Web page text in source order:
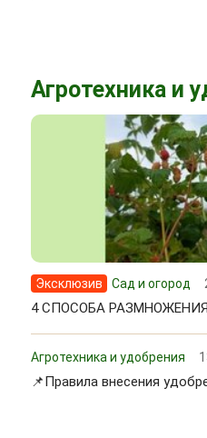
Агротехника и
Эксклюзив Сад и огород
4 СПОСОБА
Агротехника и удобрения
📌Правила внесения